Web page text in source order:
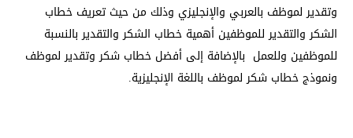
وتقدير لموظف بالعربي والإنجليزي وذلك من حيث تعريف خطاب
الشكر والتقدير للموظفين أهمية خطاب الشكر والتقدير بالنسبة
للموظفين وللعمل بالإضافة إلى أفضل خطاب شكر وتقدير لموظف
ونموذج خطاب شكر لموظف باللغة الإنجليزية.